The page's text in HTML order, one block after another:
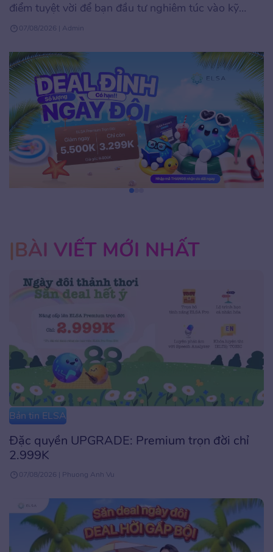
điểm tuyệt vời để bạn đầu tư nghiêm túc vào kỹ
năng phát âm và giao tiếp tiếng Anh với mức chi phí
áp […]
07/08/2026 | Admin
BÀI VIẾT MỚI NHẤT
Bản tin ELSA
Đặc quyền UPGRADE: Premium trọn đời chỉ
2.999K
07/08/2026 | Phuong Anh Vu